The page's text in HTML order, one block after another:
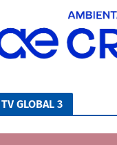
TV GLOBAL 3